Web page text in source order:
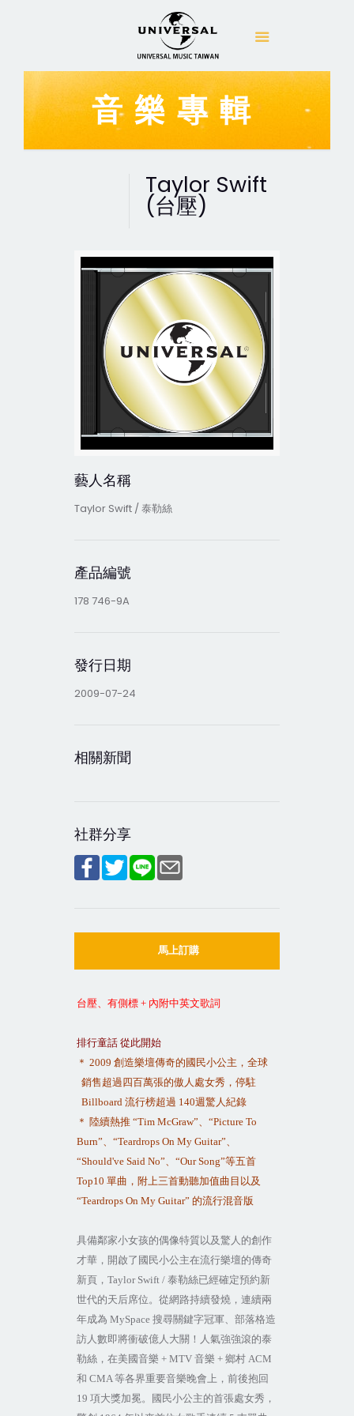
音樂專輯
Taylor Swift
(台壓)
藝人名稱
Taylor Swift / 泰勒絲
產品編號
178 746-9A
發行日期
2009-07-24
相關新聞
社群分享
馬上訂購
台壓、有側標 + 內附中英文歌詞
排行童話 從此開始
＊ 2009 創造樂壇傳奇的國民小公主，全球
銷售超過四百萬張的傲人處女秀，停駐
Billboard流行榜超過 140週驚人紀錄
＊ 陸續熱推 “Tim McGraw”、 “Picture To
Burn”、 “Teardrops On My Guitar”、
“Should've Said No”、 “Our Song”等五首
Top10 單曲，附上三首動聽加值曲目以及
“Teardrops On My Guitar” 的流行混音版
具備鄰家小女孩的偶像特質以及驚人的創作
才華，開啟了國民小公主在流行樂壇的傳奇
新頁， Taylor Swift / 泰勒絲已經確定預約新
世代的天后席位。從網路持續發燒，連續兩
年成為 MySpace 搜尋關鍵字冠軍、部落格造
訪人數即將衝破億人大關！人氣強強滾的泰
勒絲，在美國音樂 + MTV 音樂 + 鄉村 ACM
和 CMA等各界重要音樂晚會上，前後抱回
19 項大獎加冕。國民小公主的首張處女秀，